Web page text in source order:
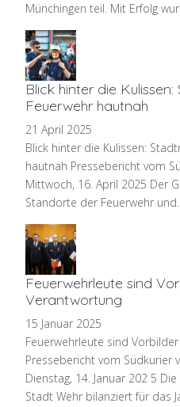
Münchingen teil. Mit Erfolg
Blick hinter die
Feuerwehr hautnah
21 April 2025
Blick hinter die Kulissen:
hautnah Pressebericht vom
Mittwoch, 16. April 2025 Der
Standorte der Feuerwehr
Feuerwehrleute sind
Verantwortung
15 Januar 2025
Feuerwehrleute sind
Pressebericht vom Südkurier
Dienstag, 14. Januar 202 5
Stadt Wehr bilanziert für das